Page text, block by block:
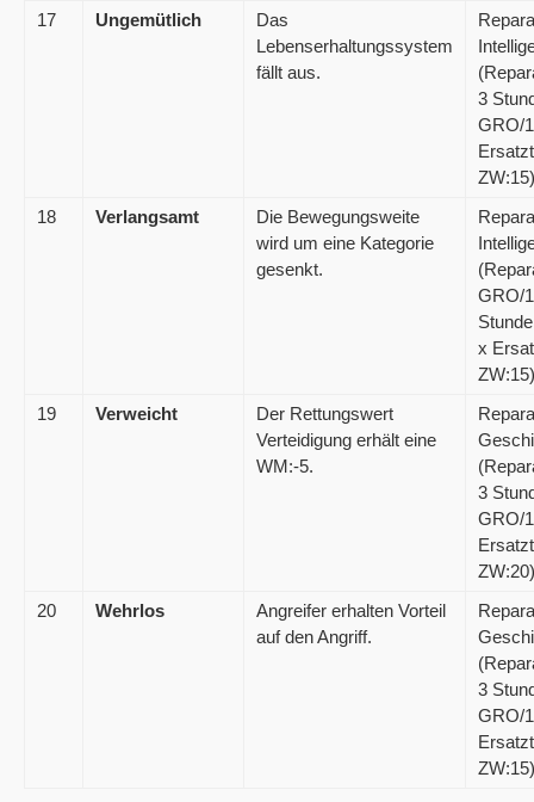
17 Ungemütlich
Das
Lebenserhaltungssystem
fällt aus.
3
GRO/
ZW:15)
18
Verlangsamt
Die Bewegungsweite
wird um eine Kategorie
gesenkt.
GRO/
x
ZW:15)
19
Verweicht
Der Rettungswert
Verteidigung erhält eine
WM:-5.
3
GRO/
ZW:20)
20
Wehrlos
Angreifer erhalten Vorteil
auf den Angriff.
3
GRO/
ZW:15)